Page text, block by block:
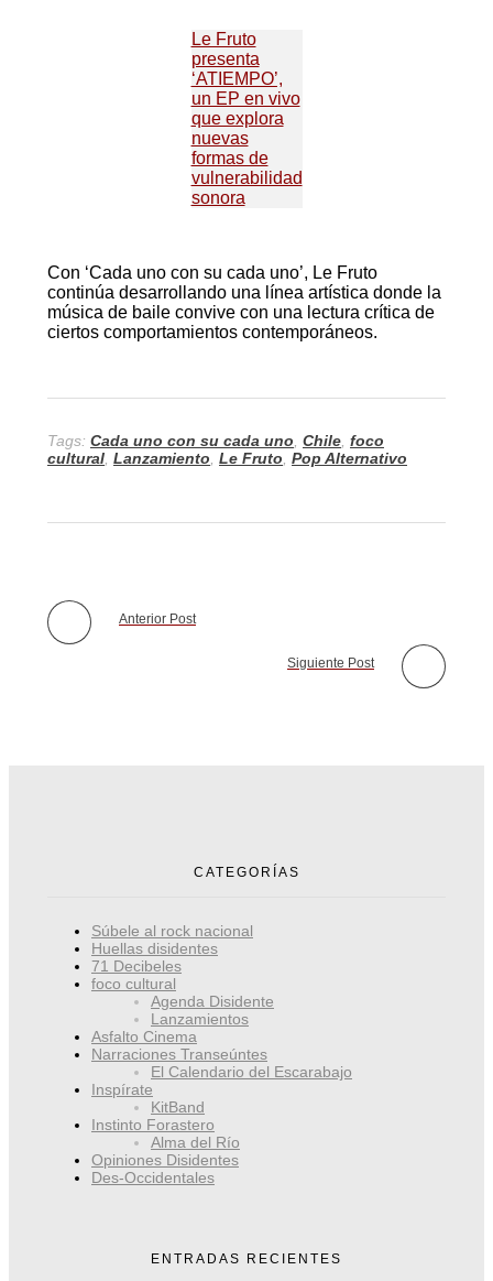
Le Fruto
presenta
‘ATIEMPO’,
un EP en vivo
que explora
nuevas
formas de
vulnerabilidad
sonora
Con ‘Cada uno con su cada uno’, Le Fruto
continúa desarrollando una línea artística donde la
música de baile convive con una lectura crítica de
ciertos comportamientos contemporáneos.
Tags: Cada uno con su cada uno Chile foco
cultural Lanzamiento Le Fruto Pop Alternativo
Anterior Post
Siguiente Post
CATEGORÍAS
Súbele al rock nacional
Huellas disidentes
71 Decibeles
foco cultural
Agenda Disidente
Lanzamientos
Asfalto Cinema
Narraciones Transeúntes
El Calendario del Escarabajo
Inspírate
KitBand
Instinto Forastero
Alma del Río
Opiniones Disidentes
Des-Occidentales
ENTRADAS RECIENTES